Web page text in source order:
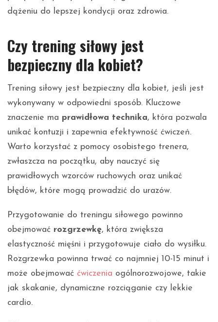
dążeniu do lepszej kondycji oraz zdrowia.
Czy trening siłowy jest
bezpieczny dla kobiet?
Trening siłowy jest bezpieczny dla kobiet, jeśli jest
wykonywany w odpowiedni sposób. Kluczowe
znaczenie ma prawidłowa technika, która pozwala
unikać kontuzji i zapewnia efektywność ćwiczeń.
Warto korzystać z pomocy osobistego trenera,
zwłaszcza na początku, aby nauczyć się
prawidłowych wzorców ruchowych oraz unikać
błędów, które mogą prowadzić do urazów.
Przygotowanie do treningu siłowego powinno
obejmować rozgrzewkę, która zwiększa
elastyczność mięśni i przygotowuje ciało do wysiłku.
Rozgrzewka powinna trwać co najmniej 10-15 minut i
może obejmować ćwiczenia ogólnorozwojowe, takie
jak skakanie, dynamiczne rozciąganie czy lekkie
cardio.